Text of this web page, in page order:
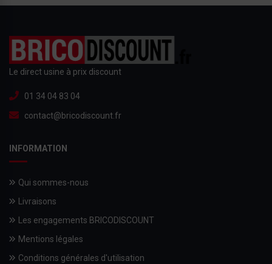
Le direct usine à prix discount
01 34 04 83 04
contact@bricodiscount.fr
INFORMATION
Qui sommes-nous
Livraisons
Les engagements BRICODISCOUNT
Mentions légales
Conditions générales d'utilisation